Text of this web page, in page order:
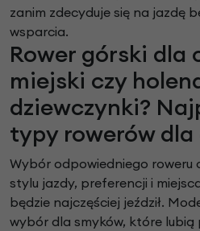
zanim zdecyduje się na jazdę
wsparcia.
Rower górski dla
miejski czy
dziewczynki?
typy rowerów dla
Wybór odpowiedniego roweru
stylu jazdy, preferencji i
będzie najczęściej jeździł.
wybór dla smyków, które lubią